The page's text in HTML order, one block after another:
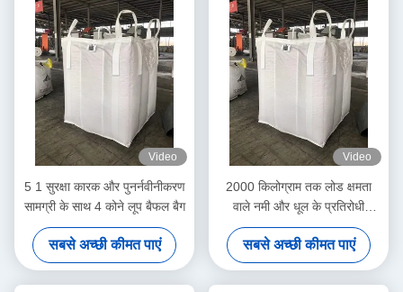
Video
5 1 सुरक्षा कारक और पुनर्नवीनीकरण
सामग्री के साथ 4 कोने लूप बैफल बैग
सबसे अच्छी कीमत पाएं
Video
2000 किलोग्राम तक लोड क्षमता
वाले नमी और धूल के प्रतिरोधी
डिजाइन के साथ बैफल बैग
सबसे अच्छी कीमत पाएं